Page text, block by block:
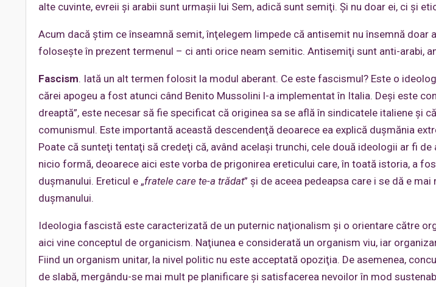
alte cuvinte, evreii şi arabii sunt urmaşii lui Sem, adică sunt semiţi. Şi nu doar ei, ci şi
Acum dacă ştim ce înseamnă semit, înţelegem limpede că antisemit nu însemnă doar
foloseşte în prezent termenul – ci anti orice neam semitic. Antisemiţi sunt anti-arabi,
Fascism. Iată un alt termen folosit la modul aberant. Ce este fascismul? Este o
cărei apogeu a fost atunci când Benito Mussolini l-a implementat în Italia. Deşi este
dreaptă”, este necesar să fie specificat că originea sa se află în sindicatele italiene şi
comunismul. Este importantă această descendenţă deoarece ea explică duşmănia
Poate că sunteţi tentaţi să credeţi că, având acelaşi trunchi, cele două ideologii ar fi de
nicio formă, deoarece aici este vorba de prigonirea ereticului care, în toată istoria, a
duşmanului. Ereticul e „fratele care te-a trădat” şi de aceea pedeapsa care i se dă e
duşmanului.
Ideologia fascistă este caracterizată de un puternic naţionalism şi o orientare către
aici vine conceptul de organicism. Naţiunea e considerată un organism viu, iar
Fiind un organism unitar, la nivel politic nu este acceptată opoziţia. De asemenea,
de slabă, mergându-se mai mult pe planificare şi satisfacerea nevoilor în mod